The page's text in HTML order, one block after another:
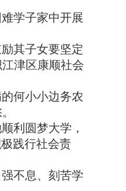
学子家中开展
其子女要坚定
津区康顺社会
何小小边务农
顺利 圆梦大学，
践行社会责
不息、刻苦学